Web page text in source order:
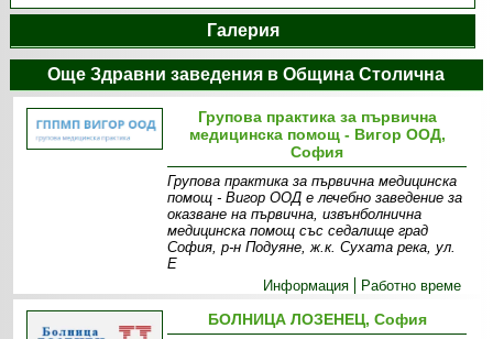
Галерия
Още Здравни заведения в Община Столична
Групова практика за първична
медицинска помощ - Вигор ООД,
София
Групова практика за първична медицинска
помощ - Вигор ООД е лечебно заведение за
оказване на първична, извънболнична
медицинска помощ със седалище град
София, р-н Подуяне, ж.к. Сухата река, ул.
Е
Информация
Работно време
БОЛНИЦА ЛОЗЕНЕЦ, София